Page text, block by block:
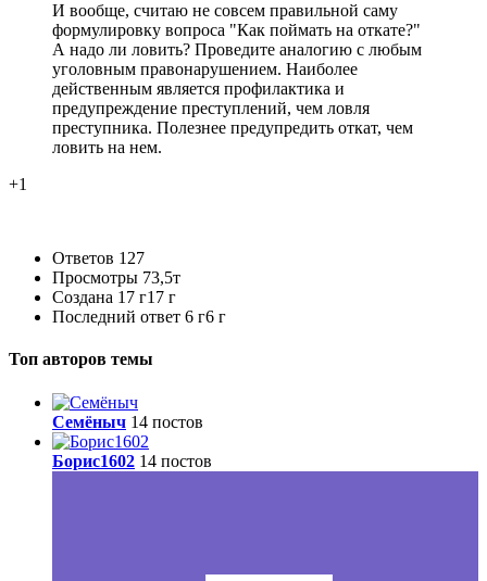
И вообще, считаю не совсем правильной саму
формулировку вопроса "Как поймать на откате?"
А надо ли ловить? Проведите аналогию с любым
уголовным правонарушением. Наиболее
действенным является профилактика и
предупреждение преступлений, чем ловля
преступника. Полезнее предупредить откат, чем
ловить на нем.
+1
Ответов 127
Просмотры 73,5т
Создана 17 г17 г
Последний ответ 6 г6 г
Топ авторов темы
Семёныч 14 постов
Борис1602 14 постов